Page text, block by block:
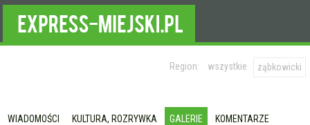
Region: wszystkie ząbkowicki
WIADOMOŚCI KULTURA, ROZRYWKA GALERIE KOMENTARZE